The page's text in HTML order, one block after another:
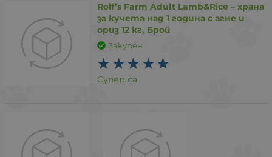
Rolf’s Farm Adult Lamb&Rice – храна
за кучета над 1 година с агне и
ориз 12 кг, Брой
Закупен
Супер са